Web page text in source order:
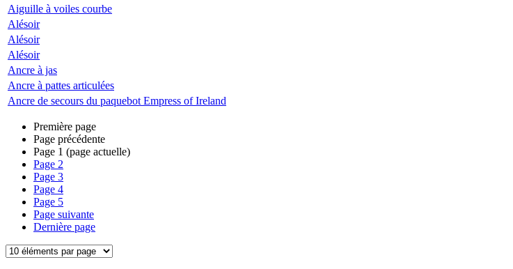
Aiguille à voiles courbe
Alésoir
Alésoir
Alésoir
Ancre à jas
Ancre à pattes articulées
Ancre de secours du paquebot Empress of Ireland
Première page
Page précédente
Page 1 (page actuelle)
Page 2
Page 3
Page 4
Page 5
Page suivante
Dernière page